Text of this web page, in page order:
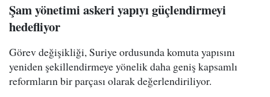
Şam yönetimi askeri yapıyı güçlendirmeyi
hedefliyor
Görev değişikliği, Suriye ordusunda komuta yapısını
yeniden şekillendirmeye yönelik daha geniş kapsamlı
reformların bir parçası olarak değerlendiriliyor.